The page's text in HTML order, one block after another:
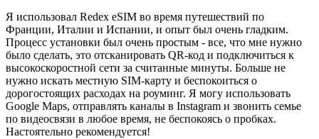
Я использовал Redex eSIM во время путешествий по
Франции, Италии и Испании, и опыт был очень гладким.
Процесс установки был очень простым - все, что мне нужно
было сделать, это отсканировать QR-код и подключиться к
высокоскоростной сети за считанные минуты. Больше не
нужно искать местную SIM-карту и беспокоиться о
дорогостоящих расходах на роуминг. Я могу использовать
Google Maps, отправлять каналы в Instagram и звонить семье
по видеосвязи в любое время, не беспокоясь о пробках.
Настоятельно рекомендуется!